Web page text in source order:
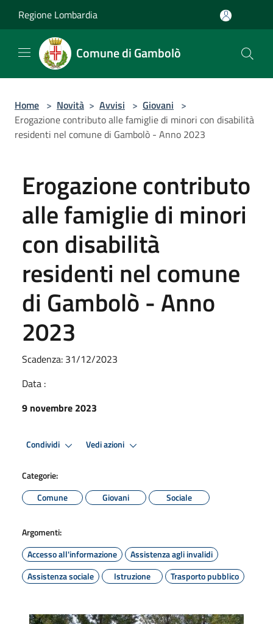
Regione Lombardia
Comune di Gambolò
Home > Novità > Avvisi > Giovani >
Erogazione contributo alle famiglie di minori con disabilità
residenti nel comune di Gambolò - Anno 2023
Erogazione contributo
alle famiglie di minori
con disabilità
residenti nel comune
di Gambolò - Anno
2023
Scadenza: 31/12/2023
Data :
9 novembre 2023
Condividi Vedi azioni
Categorie:
Comune
Giovani Sociale
Argomenti:
Accesso all'informazione
Assistenza agli invalidi
Assistenza sociale
Istruzione Trasporto pubblico